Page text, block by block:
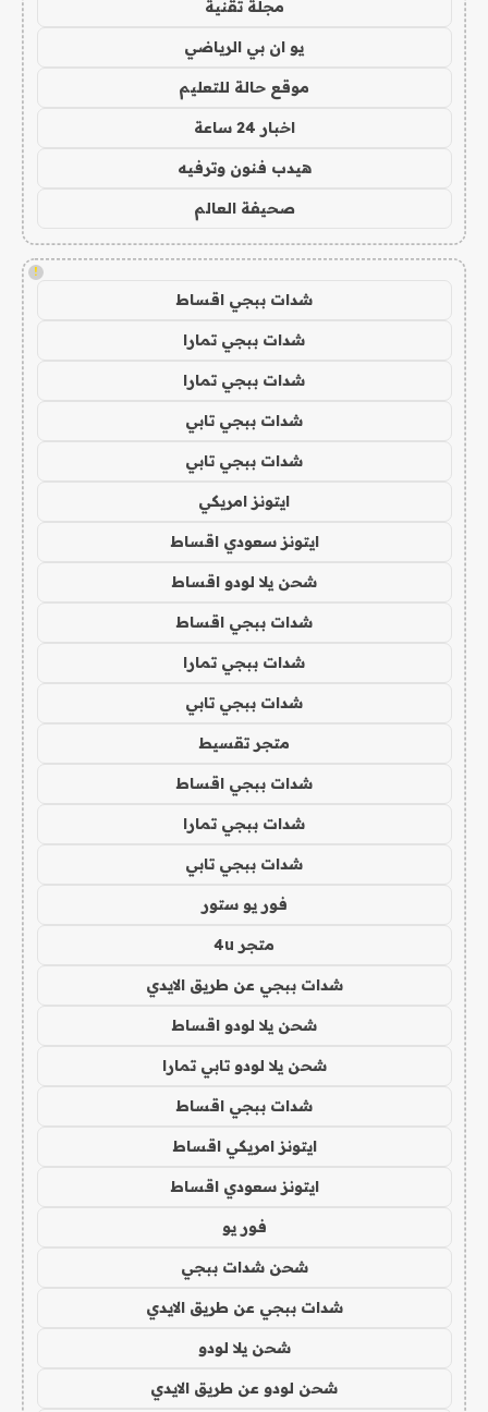
مجلة تقنية
يو ان بي الرياضي
موقع حالة للتعليم
اخبار 24 ساعة
هيدب فنون وترفيه
صحيفة العالم
!
شدات ببجي اقساط
شدات ببجي تمارا
شدات ببجي تمارا
شدات ببجي تابي
شدات ببجي تابي
ايتونز امريكي
ايتونز سعودي اقساط
شحن يلا لودو اقساط
شدات ببجي اقساط
شدات ببجي تمارا
شدات ببجي تابي
متجر تقسيط
شدات ببجي اقساط
شدات ببجي تمارا
شدات ببجي تابي
فور يو ستور
متجر 4u
شدات ببجي عن طريق الايدي
شحن يلا لودو اقساط
شحن يلا لودو تابي تمارا
شدات ببجي اقساط
ايتونز امريكي اقساط
ايتونز سعودي اقساط
فور يو
شحن شدات ببجي
شدات ببجي عن طريق الايدي
شحن يلا لودو
شحن لودو عن طريق الايدي